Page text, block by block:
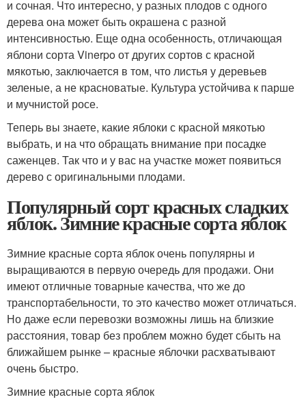
и сочная. Что интересно, у разных плодов с одного
дерева она может быть окрашена с разной
интенсивностью. Еще одна особенность, отличающая
яблони сорта Vinerpo от других сортов с красной
мякотью, заключается в том, что листья у деревьев
зеленые, а не красноватые. Культура устойчива к парше
и мучнистой росе.
Теперь вы знаете, какие яблоки с красной мякотью
выбрать, и на что обращать внимание при посадке
саженцев. Так что и у вас на участке может появиться
дерево с оригинальными плодами.
Популярный сорт красных сладких
яблок. Зимние красные сорта яблок
Зимние красные сорта яблок очень популярны и
выращиваются в первую очередь для продажи. Они
имеют отличные товарные качества, что же до
транспортабельности, то это качество может отличаться.
Но даже если перевозки возможны лишь на близкие
расстояния, товар без проблем можно будет сбыть на
ближайшем рынке – красные яблочки расхватывают
очень быстро.
Зимние красные сорта яблок